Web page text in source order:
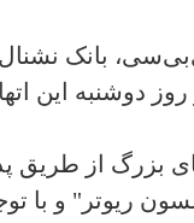
بانک
این
بزرگ از طریق
ریوتر"‌ و با